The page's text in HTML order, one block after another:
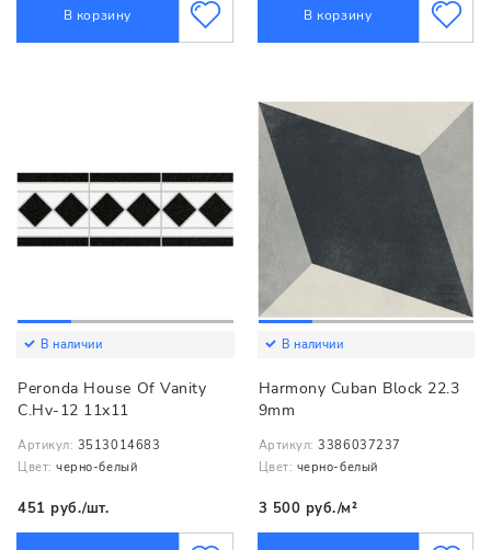
В корзину В корзину
В наличии
Peronda House Of Vanity
C.Hv-12 11x11
Артикул: 3513014683
Цвет: черно-белый
451 руб./шт.
В наличии
Harmony Cuban Block 22.3
9mm
Артикул: 3386037237
Цвет: черно-белый
3 500 руб./м²